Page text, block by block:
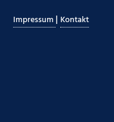
Impressum | Kontakt